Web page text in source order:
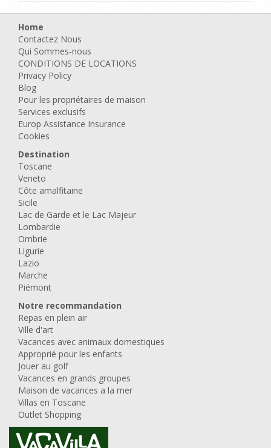
Home
Contactez Nous
Qui Sommes-nous
CONDITIONS DE LOCATIONS
Privacy Policy
Blog
Pour les propriétaires de maison
Services exclusifs
Europ Assistance Insurance
Cookies
Destination
Toscane
Veneto
Côte amalfitaine
Sicile
Lac de Garde et le Lac Majeur
Lombardie
Ombrie
Ligurie
Lazio
Marche
Piémont
Notre recommandation
Repas en plein air
Ville d'art
Vacances avec animaux domestiques
Approprié pour les enfants
Jouer au golf
Vacances en grands groupes
Maison de vacances a la mer
Villas en Toscane
Outlet Shopping